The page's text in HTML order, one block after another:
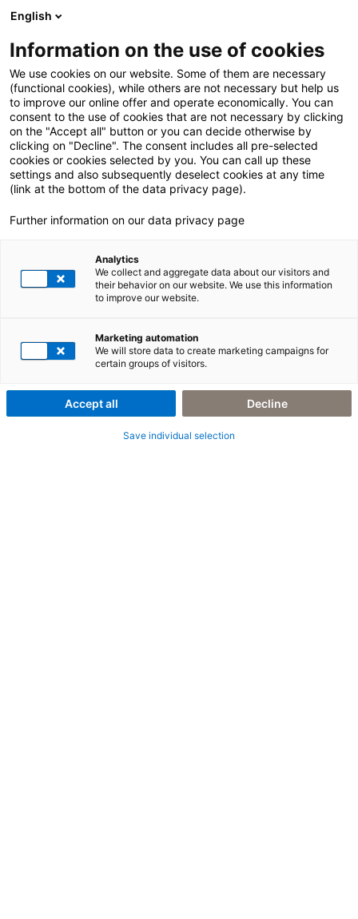
English
Information on the use of cookies
We use cookies on our website. Some of them are necessary
(functional cookies), while others are not necessary but help us
to improve our online offer and operate economically. You can
consent to the use of cookies that are not necessary by clicking
on the "Accept all" button or you can decide otherwise by
clicking on "Decline". The consent includes all pre-selected
cookies or cookies selected by you. You can call up these
settings and also subsequently deselect cookies at any time
(link at the bottom of the data privacy page).
Further information on our data privacy page
Analytics
We collect and aggregate data about our visitors and
their behavior on our website. We use this information
to improve our website.
Marketing automation
We will store data to create marketing campaigns for
certain groups of visitors.
Accept all Decline
Save individual selection